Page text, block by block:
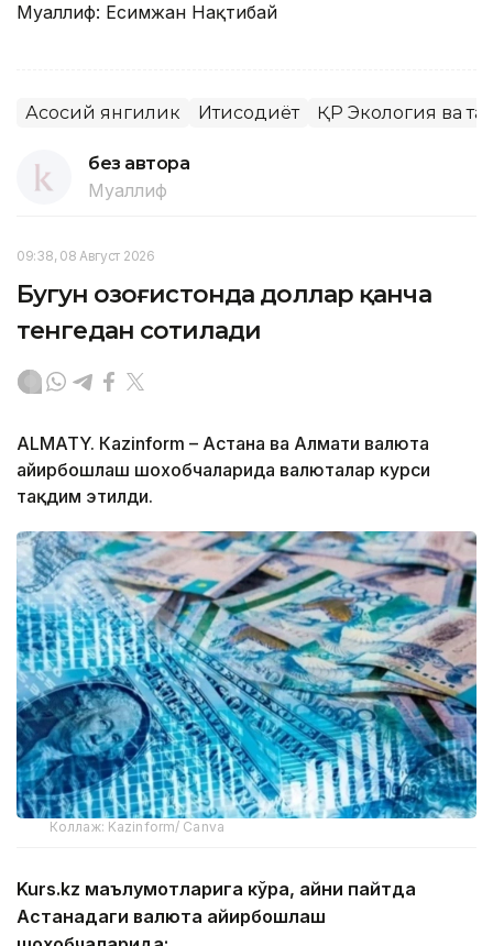
Муаллиф: Есимжан Нақтибай
Асосий янгилик Иқтисодиёт ҚР Экология ва
без автора
Муаллиф
09:38, 08 Август 2026
Бугун Қозоғистонда доллар қанча
тенгедан сотилади
ALMATY. Кazinform – Астана ва Алмати валюта
айирбошлаш шохобчаларида валюталар курси
тақдим этилди.
Коллаж: Kazinform/ Canva
Kurs.kz маълумотларига кўра, айни пайтда
Астанадаги валюта айирбошлаш